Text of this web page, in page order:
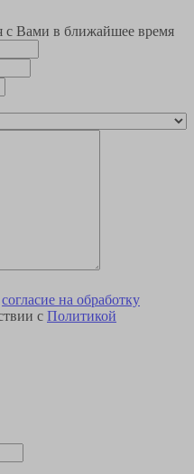
с Вами в ближайшее время
согласие на обработку
с Политикой